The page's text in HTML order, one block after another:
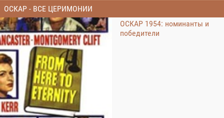
ОСКАР - ВСЕ ЦЕРИМОНИИ
ОСКАР 1954: номинанты и
победители